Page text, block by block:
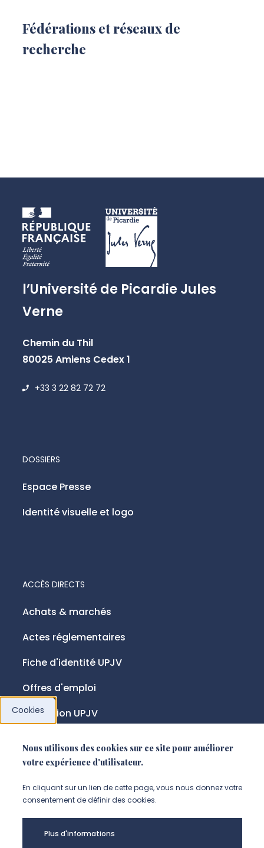
Fédérations et réseaux de
recherche
l’Université de Picardie Jules
Verne
Chemin du Thil
80025 Amiens Cedex 1
+33 3 22 82 72 72
ACCÈS DIRECTS
Achats & marchés
Actes réglementaires
Fiche d'identité UPJV
Offres d'emploi
Fondation UPJV
DOSSIERS
Espace Presse
Identité visuelle et logo
NOUS SUIVRE
Suivez-nous sur instagram
Suivez-nous sur linkedin
Suivez-nous sur
Mentions légales
Cookies
Nous utilisons des cookies sur ce site pour améliorer
votre expérience d'utilisateur.
En cliquant sur un lien de cette page, vous nous donnez votre
consentement de définir des cookies.
Plus d'informations